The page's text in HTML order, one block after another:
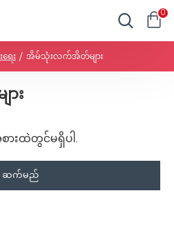
0
ေး အိမ်သုံးလက်အိတ်များ
း
းထဲတွင်မရှိပါ.
ဆက်မည်